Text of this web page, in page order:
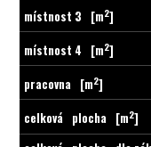
místnost 3 [m2]
místnost 4 [m2]
pracovna [m2]
celková plocha [m2]